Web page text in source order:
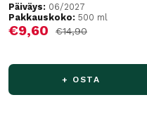
Päiväys: 06/2027
Pakkauskoko: 500 ml
Alennushinta
€9,60 Normaalihinta
€14,90
+ OSTA